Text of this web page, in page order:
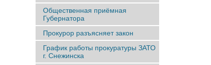
Общественная приёмная
Губернатора
Прокурор разъясняет закон
График работы прокуратуры ЗАТО
г. Снежинска